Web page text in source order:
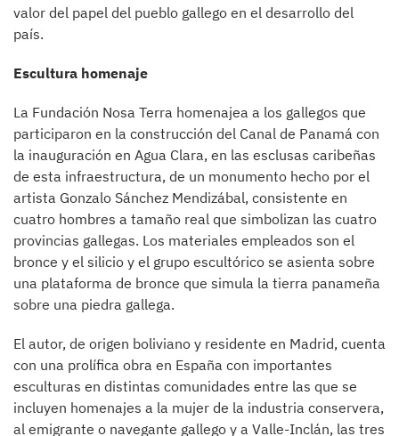
valor del papel del pueblo gallego en el desarrollo del
país.
Escultura homenaje
La Fundación Nosa Terra homenajea a los gallegos que
participaron en la construcción del Canal de Panamá con
la inauguración en Agua Clara, en las esclusas caribeñas
de esta infraestructura, de un monumento hecho por el
artista Gonzalo Sánchez Mendizábal, consistente en
cuatro hombres a tamaño real que simbolizan las cuatro
provincias gallegas. Los materiales empleados son el
bronce y el silicio y el grupo escultórico se asienta sobre
una plataforma de bronce que simula la tierra panameña
sobre una piedra gallega.
El autor, de origen boliviano y residente en Madrid, cuenta
con una prolífica obra en España con importantes
esculturas en distintas comunidades entre las que se
incluyen homenajes a la mujer de la industria conservera,
al emigrante o navegante gallego y a Valle-Inclán, las tres